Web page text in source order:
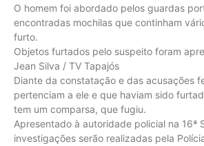
O homem foi abordado pelos guardas
encontradas mochilas que continham
furto.
Objetos furtados pelo suspeito foram
Jean Silva / TV Tapajós
Diante da constatação e das acusações
pertenciam a ele e que haviam sido
tem um comparsa, que fugiu.
Apresentado à autoridade policial na
investigações serão realizadas pela